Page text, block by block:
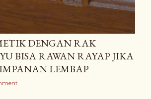
DENGAN RAK
BISA RAWAN RAYAP JIKA
LEMBAP